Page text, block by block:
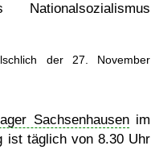
der 27. November
Sachsenhausenim
ist täglich von 8.30 Uhr